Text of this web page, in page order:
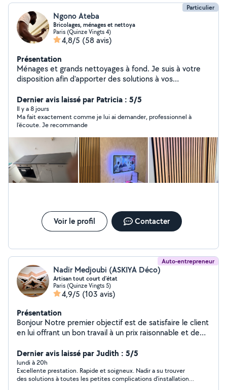
Particulier
Ngono Ateba
Bricolages, ménages et nettoya
Paris (Quinze Vingts 4)
4,8/5 (58 avis)
Présentation
Ménages et grands nettoyages à fond. Je suis à votre
disposition afin d'apporter des solutions à vos
concerne mes services sont: - peinture, -instalations
électrique ( luminaire , cuisinière électrique .....), -
Rénovation Salle de bain, douche ( joints, peinture.....) -
installation des plaques électriques -Montage des
meubles, -Fixation murale( TV, meubles TV,cadre, tringle
rideau......) -Decoration intérieur ( Tasseaux,
moulure......) En qualité de ménages j'effectue : - le
nettoyage de fin de chantier - Ménage particulier et
Airbnb. - Nettoyage des canapés, matelas et
mettrai en œuvre ce que je sais faire
Dernier avis laissé par Patricia : 5/5
Il y a 8 jours
Ma fait exactement comme je lui ai demander, professionnel à
l’écoute. Je recommande
Voir le profil Contacter
Auto-entrepreneur
Nadir Medjoubi (ASKIYA Déco)
Artisan tout court d'état
Paris (Quinze Vingts 5)
4,9/5 (103 avis)
Présentation
Bonjour Notre premier objectif est de satisfaire le client
en lui offrant un bon travail à un prix raisonnable et de
conquérir un nouveau client nous sommes à votre
service à toute moment n'hésitez pas à nous contacter
Dernier avis laissé par Judith : 5/5
lundi à 20h
Excellente prestation. Rapide et soigneux. Nadir a su trouver
des solutions à toutes les petites complications d’installation